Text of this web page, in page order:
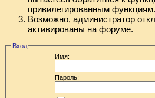
привилегированным функциям.
Возможно, администратор
активированы на форуме.
Вход
Имя:
Пароль: